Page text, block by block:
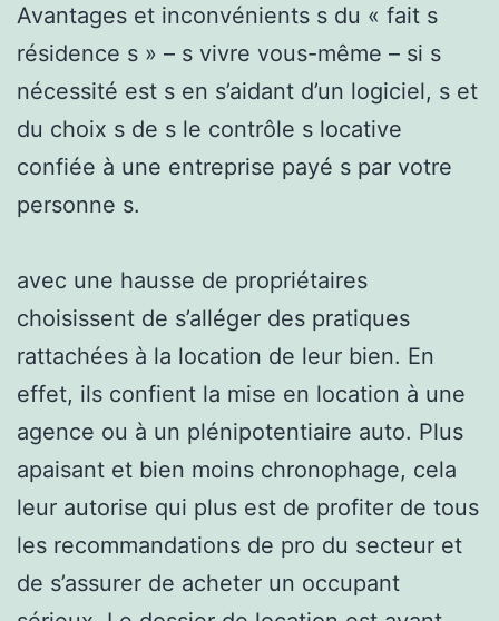
Avantages et inconvénients s du « fait s
résidence s » – s vivre vous-même – si s
nécessité est s en s’aidant d’un logiciel, s et
du choix s de s le contrôle s locative
confiée à une entreprise payé s par votre
personne s.
avec une hausse de propriétaires
choisissent de s’alléger des pratiques
rattachées à la location de leur bien. En
effet, ils confient la mise en location à une
agence ou à un plénipotentiaire auto. Plus
apaisant et bien moins chronophage, cela
leur autorise qui plus est de profiter de tous
les recommandations de pro du secteur et
de s’assurer de acheter un occupant